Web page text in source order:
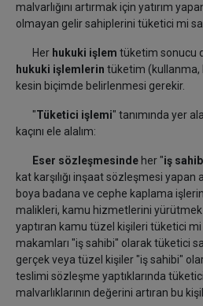
malvarlığını artırmak için yatırım
olmayan gelir sahiplerini tüketici mi
Her hukuki işlem tüketim sonucu
hukuki işlemlerin tüketim (kullanma,
kesin biçimde belirlenmesi gerekir.
"Tüketici işlemi" tanımında yer
kaçını ele alalım:
Eser sözleşmesinde her "iş
kat karşılığı inşaat sözleşmesi yapan
boya badana ve cephe kaplama
malikleri, kamu hizmetlerini yürütmek
yaptıran kamu tüzel kişileri tüketici mi
makamları "iş sahibi" olarak tüketici
gerçek veya tüzel kişiler "iş sahibi"
teslimi sözleşme yaptıklarında
malvarlıklarının değerini artıran bu